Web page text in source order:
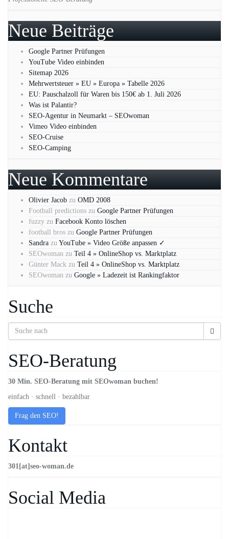
Neue Beiträge
Google Partner Prüfungen
YouTube Video einbinden
Sitemap 2026
Mehrwertsteuer » EU » Europa » Tabelle 2026
EU: Pauschalzoll für Waren bis 150€ ab 1. Juli 2026
Was ist Palantir?
SEO-Agentur in Neumarkt – SEOwoman
Vimeo Video einbinden
SEO-Cruise
SEO-Camping
Neue Kommentare
Olivier Jacob zu OMD 2008
Football predictions zu Google Partner Prüfungen
fuzzy zu Facebook Konto löschen
football bros zu Google Partner Prüfungen
Sandra zu YouTube » Video Größe anpassen ✓
SEOwoman zu Teil 4 » OnlineShop vs. Marktplatz
Günter Mack zu Teil 4 » OnlineShop vs. Marktplatz
SEOwoman zu Google » Ladezeit ist Rankingfaktor
Suche
SEO-Beratung
30 Min. SEO-Beratung mit SEOwoman buchen!
einfach · schnell · bezahlbar
Frag den SEO!
Kontakt
301[at]seo-woman.de
Social Media